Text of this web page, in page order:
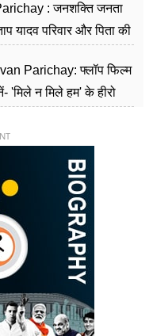
: जनशक्ति जनता
यादव परिवार और पिता की
Parichay: फ्लॉप फिल्म
'मिले न मिले हम' के हीरो